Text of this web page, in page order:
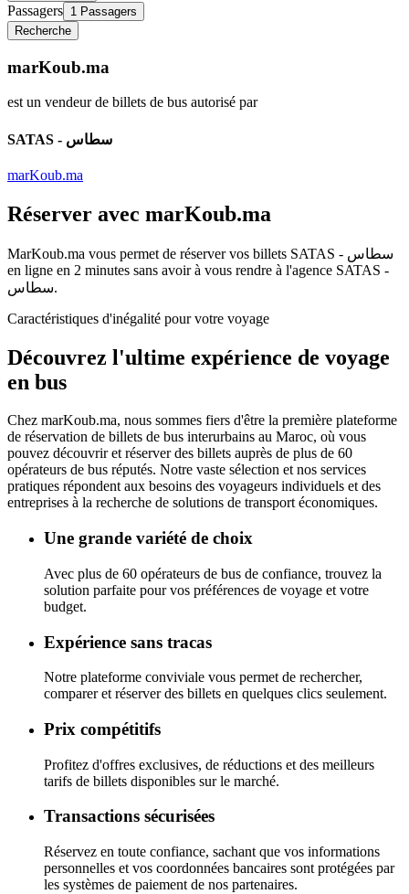
Passagers 1 Passagers
Recherche
marKoub.ma
est un vendeur de billets de bus autorisé par
SATAS - سطاس
marKoub.ma
Réserver avec marKoub.ma
MarKoub.ma vous permet de réserver vos billets
SATAS - سطاس
en ligne en 2 minutes sans avoir à vous rendre à l'agence SATAS -
سطاس.
Caractéristiques d'inégalité pour votre voyage
Découvrez l'ultime expérience de voyage
en bus
Chez marKoub.ma, nous sommes fiers d'être la première plateforme
de réservation de billets de bus interurbains au Maroc, où vous
pouvez découvrir et réserver des billets auprès de plus de 60
opérateurs de bus réputés. Notre vaste sélection et nos services
pratiques répondent aux besoins des voyageurs individuels et des
entreprises à la recherche de solutions de transport économiques.
Une grande variété de choix
Avec plus de 60 opérateurs de bus de confiance, trouvez la
solution parfaite pour vos préférences de voyage et votre
budget.
Expérience sans tracas
Notre plateforme conviviale vous permet de rechercher,
comparer et réserver des billets en quelques clics seulement.
Prix compétitifs
Profitez d'offres exclusives, de réductions et des meilleurs
tarifs de billets disponibles sur le marché.
Transactions sécurisées
Réservez en toute confiance, sachant que vos informations
personnelles et vos coordonnées bancaires sont protégées par
les systèmes de paiement de nos partenaires.